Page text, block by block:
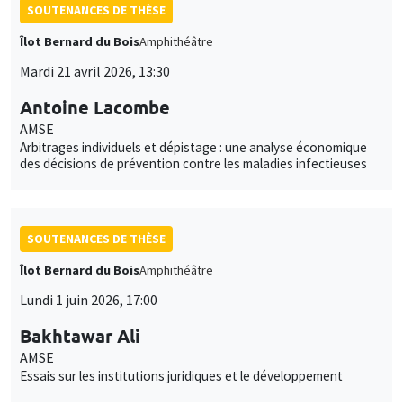
SOUTENANCES DE THÈSE
Îlot Bernard du BoisAmphithéâtre
Mardi 21 avril 2026, 13:30
Antoine Lacombe
AMSE
Arbitrages individuels et dépistage : une analyse économique
des décisions de prévention contre les maladies infectieuses
SOUTENANCES DE THÈSE
Îlot Bernard du BoisAmphithéâtre
Lundi 1 juin 2026, 17:00
Bakhtawar Ali
AMSE
Essais sur les institutions juridiques et le développement